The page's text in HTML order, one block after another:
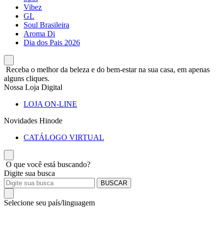
Vibez
GL
Soul Brasileira
Aroma Di
Dia dos Pais 2026
Receba o melhor da beleza e do bem-estar na sua casa, em apenas
alguns cliques.
Nossa Loja Digital
LOJA ON-LINE
Novidades Hinode
CATÁLOGO VIRTUAL
O que você está buscando?
Digite sua busca
BUSCAR
Selecione seu país/linguagem